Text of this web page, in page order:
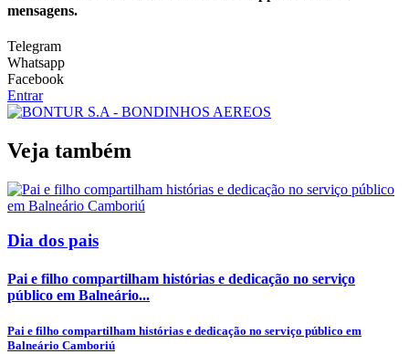
mensagens.
Telegram
Whatsapp
Facebook
Entrar
Veja também
Dia dos pais
Pai e filho compartilham histórias e dedicação no serviço
público em Balneário...
Pai e filho compartilham histórias e dedicação no serviço público em
Balneário Camboriú